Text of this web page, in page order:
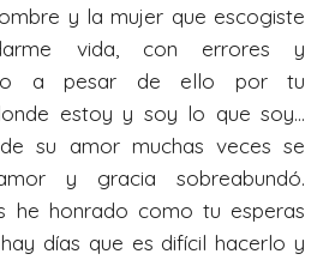
y la mujer que escogiste
vida, con errores y
a pesar de ello por tu
estoy y soy lo que soy…
su amor muchas veces se
y gracia sobreabundó.
he honrado como tu esperas
días que es difícil hacerlo y